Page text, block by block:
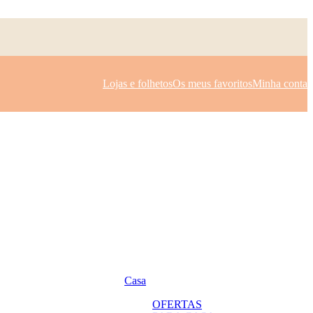
Lojas e folhetosOs meus favoritosMinha conta
Casa
OFERTAS